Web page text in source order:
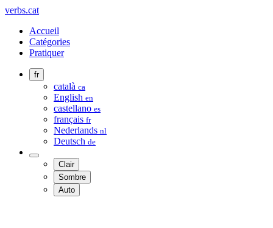
verbs.cat
Accueil
Catégories
Pratiquer
fr
català ca
English en
castellano es
français fr
Nederlands nl
Deutsch de
Clair
Sombre
Auto